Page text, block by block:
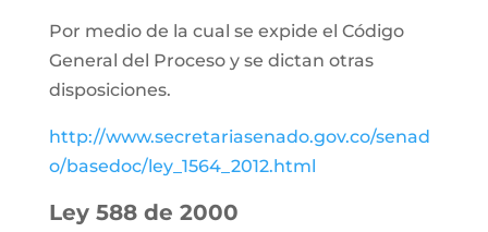
Por medio de la cual se expide el Código
General del Proceso y se dictan otras
disposiciones.
http://www.secretariasenado.gov.co/senad
o/basedoc/ley_1564_2012.html
Ley 588 de 2000